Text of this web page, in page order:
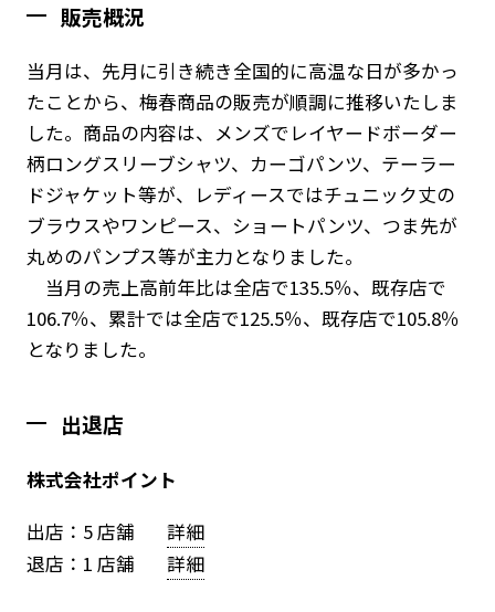
販売概況
当月は、先月に引き続き全国的に高温な日が多かっ
たことから、梅春商品の販売が順調に推移いたしま
した。商品の内容は、メンズでレイヤードボーダー
柄ロングスリーブシャツ、カーゴパンツ、テーラー
ドジャケット等が、レディースではチュニック丈の
ブラウスやワンピース、ショートパンツ、つま先が
丸めのパンプス等が主力となりました。
当月の売上高前年比は全店で135.5％、既存店で
106.7％、累計では全店で125.5％、既存店で105.8％
となりました。
出退店
株式会社ポイント
出店：5 店舗
詳細
退店：1 店舗
詳細